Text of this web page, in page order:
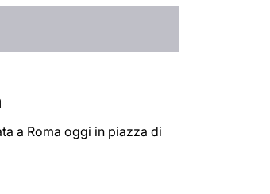
a Roma oggi in piazza di